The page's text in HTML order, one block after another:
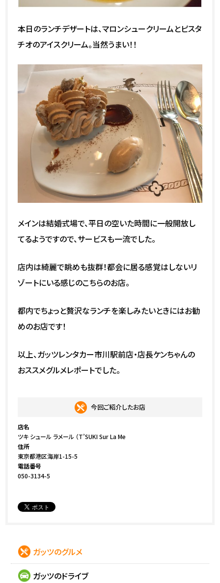
本日のランチデザートは、マロンシュークリームとピスタ
チオのアイスクリーム。当然うまい！！
メインは結婚式場で、平日の空いた時間に一般開放し
てるようですので、サービスも一流でした。
店内は綺麗で眺めも抜群！都会に居る感覚はしないリ
ゾートにいる感じのこちらのお店。
都内でちょっと贅沢なランチを楽しみたいときにはお勧
めのお店です！
以上、ガッツレンタカー市川駅前店・店長ケンちゃんの
おススメグルメレポートでした。
今回ご紹介したお店
店名
ツキ シュール ラメール （T’SUKI Sur La Me
住所
東京都港区海岸1-15-5
電話番号
050-3134-5
ガッツのグルメ
ガッツのドライブ